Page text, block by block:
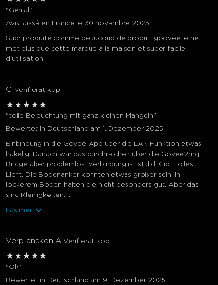
"Génial"
Avis laissé en France le 30 novembre 2025
Supr produite comme beaucoup de produit goovee je ne
met plus que cette marque a la maison et super facile
d'utilisation
Cl Verifierat köp
★ ★ ★ ★ ★
"tolle Beleuchtung mit ganz kleinen Mängeln"
Bewertet in Deutschland am 1. Dezember 2025
Einbindung in die Govee-App über die LAN Funktion etwas
hakelig. Danach war das durchreichen über die Govee2mqtt
Bridge aber problemlos. Verbindung ist stabil. Gibt tolles
Licht. Die Bodenanker könnten etwas größer sein, in
lockerem Boden halten die nicht besonders gut. Aber das
sind Kleinigkeiten. ...
Läs mer
Verplancken A. Verifierat köp
★ ★ ★ ★ ★
"Ok"
Bewertet in Deutschland am 9. Dezember 2025